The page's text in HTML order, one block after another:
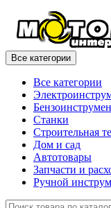
Все категории
Все категории
Станки
Строительная
Дом и сад
Автотовары
Запчасти и
Ручной